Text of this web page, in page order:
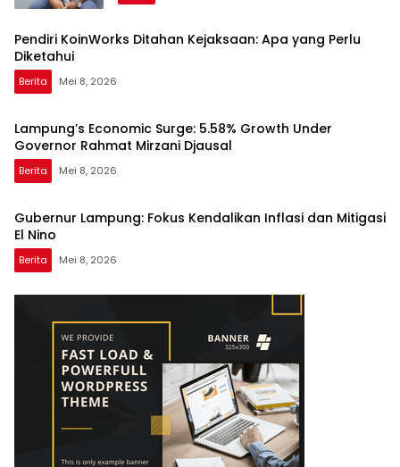
Pendiri KoinWorks Ditahan Kejaksaan: Apa yang Perlu
Diketahui
Berita Mei 8, 2026
Lampung’s Economic Surge: 5.58% Growth Under
Governor Rahmat Mirzani Djausal
Berita Mei 8, 2026
Gubernur Lampung: Fokus Kendalikan Inflasi dan Mitigasi
El Nino
Berita Mei 8, 2026